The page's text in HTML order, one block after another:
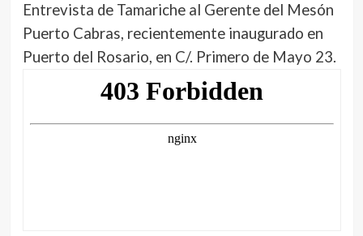
Entrevista de Tamariche al Gerente del Mesón
Puerto Cabras, recientemente inaugurado en
Puerto del Rosario, en C/. Primero de Mayo 23.